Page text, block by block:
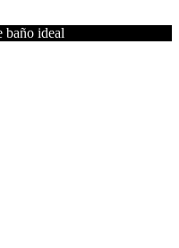
baño ideal